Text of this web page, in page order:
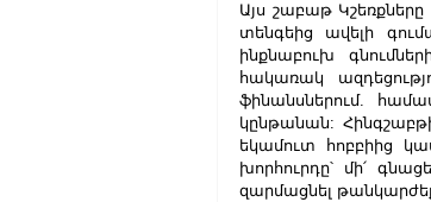
Այս շաբաթ
տենգեից ավելի
ինքնաբուխ
հակառակ
ֆինանսներում.
կընթանան:
եկամուտ հոբբիից
խորհուրդը՝ մի՛
զարմացնել